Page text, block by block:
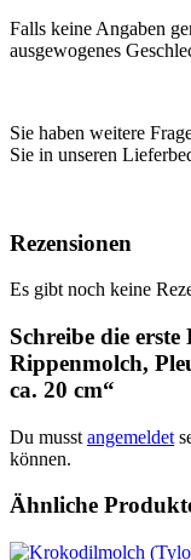
Falls keine Angaben
ausgewogenes
Sie haben weitere
Sie in unseren
Rezensionen
Es gibt noch keine
Schreibe die
Rippenmolch,
ca. 20 cm“
Du musst angemeldet
können.
Ähnliche